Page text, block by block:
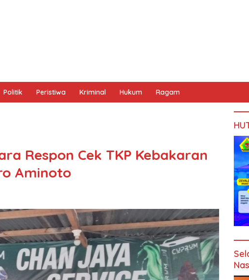
Politik Peristiwa Kriminal Hukum Ragam
Respon Cek TKP Kebakaran
Aminoto